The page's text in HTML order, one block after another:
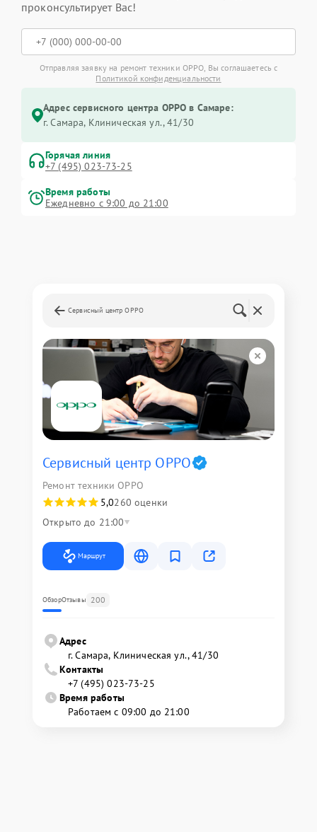
проконсультирует Вас!
Отправляя заявку на ремонт техники OPPO, Вы соглашаетесь с
Политикой конфиденциальности
Адрес сервисного центра OPPO в Самаре:
г. Самара, Клиническая ул., 41/30
Горячая линия
+7 (495) 023-73-25
Время работы
Ежедневно с 9:00 до 21:00
Сервисный центр OPPO
Сервисный центр OPPO
Ремонт техники OPPO
5,0260 оценки
Открыто до 21:00
Маршрут
ОбзорОтзывы 200
Адрес
г. Самара, Клиническая ул., 41/30
Контакты
+7 (495) 023-73-25
Время работы
Работаем с 09:00 до 21:00